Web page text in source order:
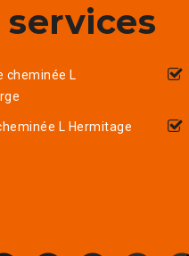
cheminée L
L Hermitage